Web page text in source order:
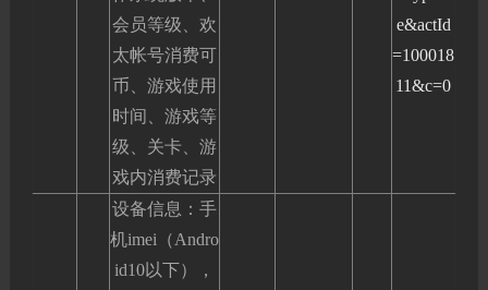
会员等级、欢
太帐号消费可
币、游戏使用
时间、游戏等
级、关卡、游
戏内消费记录
e&actId
=100018
11&c=0
设备信息：手
机imei（Andro
id10以下），